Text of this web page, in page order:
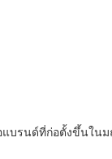
รนด์ที่ก่อตั้งขึ้นใน